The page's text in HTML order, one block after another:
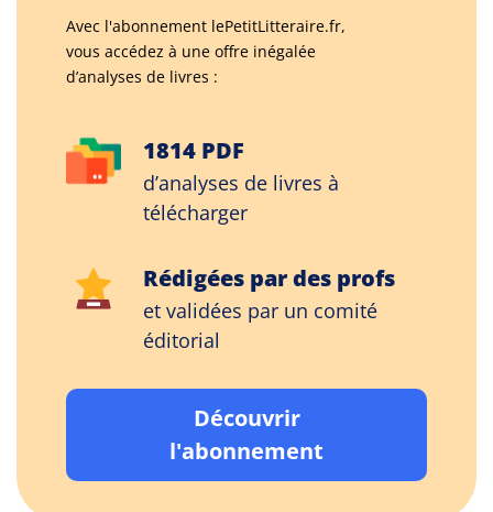
Avec l'abonnement lePetitLitteraire.fr,
vous accédez à une offre inégalée
d’analyses de livres :
1814 PDF
d’analyses de livres à
télécharger
Rédigées par des profs
et validées par un comité
éditorial
Découvrir
l'abonnement